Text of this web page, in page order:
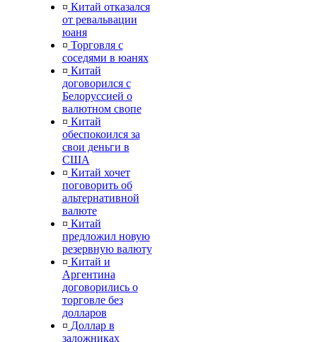
¤ Китай отказался
от ревальвации
юаня
¤ Торговля с
соседями в юанях
¤ Китай
договорился с
Белоруссией о
валютном свопе
¤ Китай
обеспокоился за
свои деньги в
США
¤ Китай хочет
поговорить об
альтернативной
валюте
¤ Китай
предложил новую
резервную валюту
¤ Китай и
Аргентина
договорились о
торговле без
долларов
¤ Доллар в
заложниках